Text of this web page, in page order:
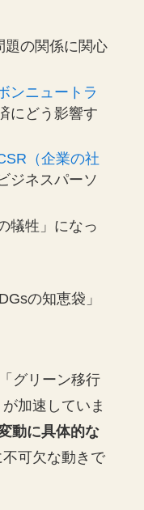
題の関係に関心
ンニュートラ
にどう影響す
（企業の社
ジネスパーソ
犠牲」になっ
の知恵袋」
グリーン移行
加速していま
動に具体的な
可欠な動きで